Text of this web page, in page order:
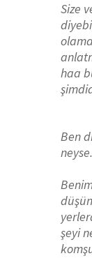
Size
haa
Ben
neyse.
şeyi